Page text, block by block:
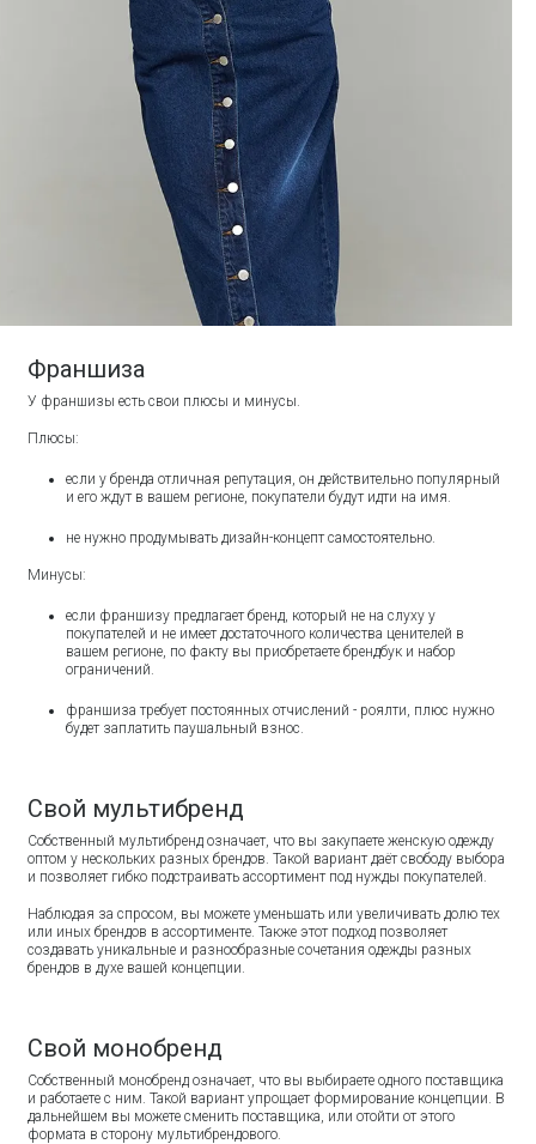
Франшиза
У франшизы есть свои плюсы и минусы.
Плюсы:
если у бренда отличная репутация, он действительно популярный
и его ждут в вашем регионе, покупатели будут идти на имя.
не нужно продумывать дизайн-концепт самостоятельно.
Минусы:
если франшизу предлагает бренд, который не на слуху у
покупателей и не имеет достаточного количества ценителей в
вашем регионе, по факту вы приобретаете брендбук и набор
ограничений.
франшиза требует постоянных отчислений - роялти, плюс нужно
будет заплатить паушальный взнос.
Свой мультибренд
Собственный мультибренд означает, что вы закупаете женскую одежду
оптом у нескольких разных брендов. Такой вариант даёт свободу выбора
и позволяет гибко подстраивать ассортимент под нужды покупателей.
Наблюдая за спросом, вы можете уменьшать или увеличивать долю тех
или иных брендов в ассортименте. Также этот подход позволяет
создавать уникальные и разнообразные сочетания одежды разных
брендов в духе вашей концепции.
Свой монобренд
Собственный монобренд означает, что вы выбираете одного поставщика
и работаете с ним. Такой вариант упрощает формирование концепции. В
дальнейшем вы можете сменить поставщика, или отойти от этого
формата в сторону мультибрендового.